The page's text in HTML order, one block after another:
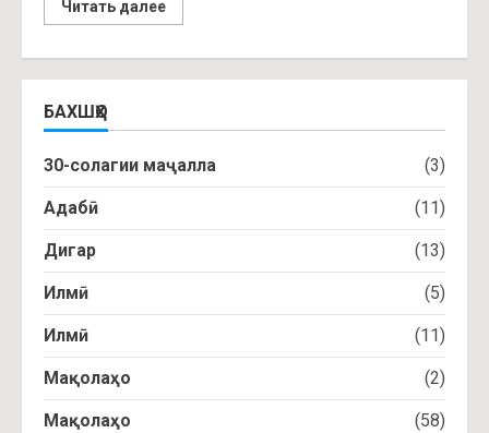
Читать далее
БАХШҲО
30-солагии маҷалла (3)
Адабӣ (11)
Дигар (13)
Илмӣ (5)
Илмӣ (11)
Мақолаҳо (2)
Мақолаҳо (58)